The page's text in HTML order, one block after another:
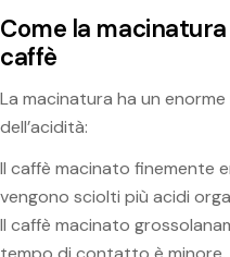
Come la
caffè
La macinatura ha un
dell’acidità:
Il caffè macinato finemente
vengono sciolti più acidi
Il caffè macinato